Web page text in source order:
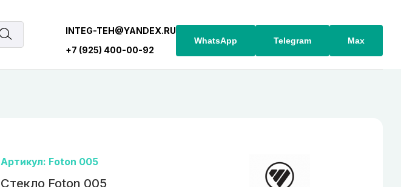
INTEG-TEH@YANDEX.RU
+7 (925) 400-00-92
WhatsApp Telegram Max
Артикул: Foton 005
Стекло Foton 005